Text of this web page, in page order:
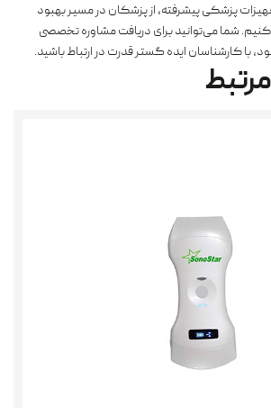
پزشکی پیشرفته، از پزشکان در مسیر بهبود
شما می‌توانید برای دریافت مشاوره تخصصی
با کارشناسان ایده گستر قدرت در ارتباط باشید.